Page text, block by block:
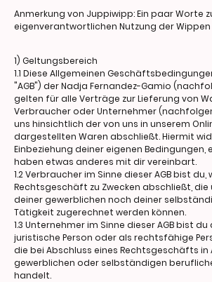
Anmerkung von Juppiwipp: Ein paar Worte
eigenverantwortlichen Nutzung der Wippen
1) Geltungsbereich
1.1 Diese Allgemeinen
"AGB") der Nadja Fernandez-Gamio
gelten für alle Verträge zur Lieferung von
Verbraucher oder Unternehmer
uns hinsichtlich der von uns in unserem
dargestellten Waren abschließt. Hiermit
Einbeziehung deiner eigenen Bedingungen,
haben etwas anderes mit dir vereinbart.
1.2 Verbraucher im Sinne dieser AGB bist du,
Rechtsgeschäft zu Zwecken abschließt,
deiner gewerblichen noch deiner
Tätigkeit zugerechnet werden können.
1.3 Unternehmer im Sinne dieser AGB bist
juristische Person oder als rechtsfähige
die bei Abschluss eines Rechtsgeschäfts in
gewerblichen oder selbständigen
handelt.